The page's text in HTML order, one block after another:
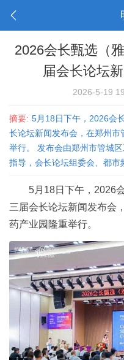
2026会长甄选（
届会长论坛
2026-5-19
摘要: 5月18日下午，2026会
长论坛新闻发布会，在郑州
举行。 发布会由郑州市管城
指导，会长论坛组委会、都市
5月18日下午，2026会
三届会长论坛新闻发布会
药产业园隆重举行。